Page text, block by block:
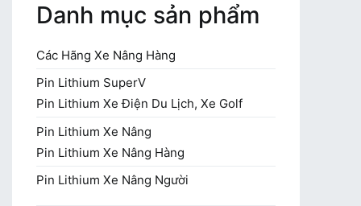
Danh mục sản phẩm
Các Hãng Xe Nâng Hàng
Pin Lithium SuperV
Pin Lithium Xe Điện Du Lịch, Xe Golf
Pin Lithium Xe Nâng
Pin Lithium Xe Nâng Hàng
Pin Lithium Xe Nâng Người